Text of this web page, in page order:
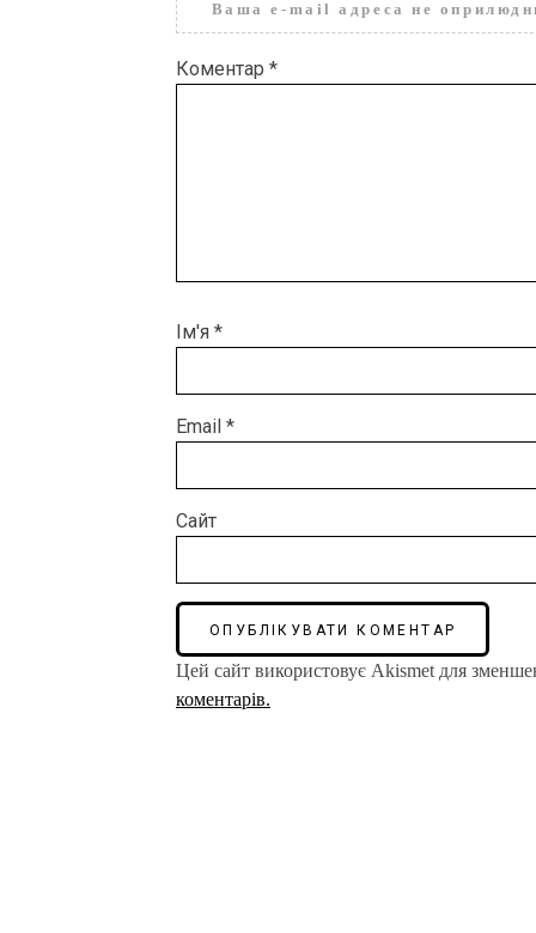
Ваша e-mail адреса не
Коментар *
Ім'я *
Email *
Сайт
Цей сайт використовує Akismet для
коментарів.